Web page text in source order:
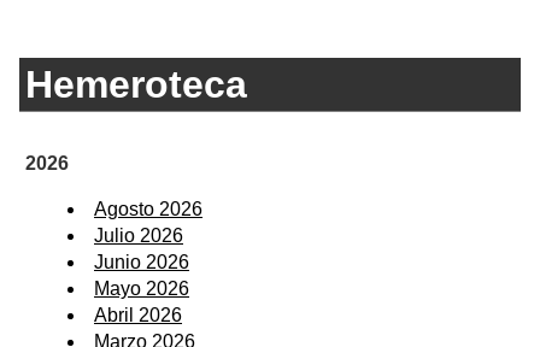
Hemeroteca
2026
Agosto 2026
Julio 2026
Junio 2026
Mayo 2026
Abril 2026
Marzo 2026